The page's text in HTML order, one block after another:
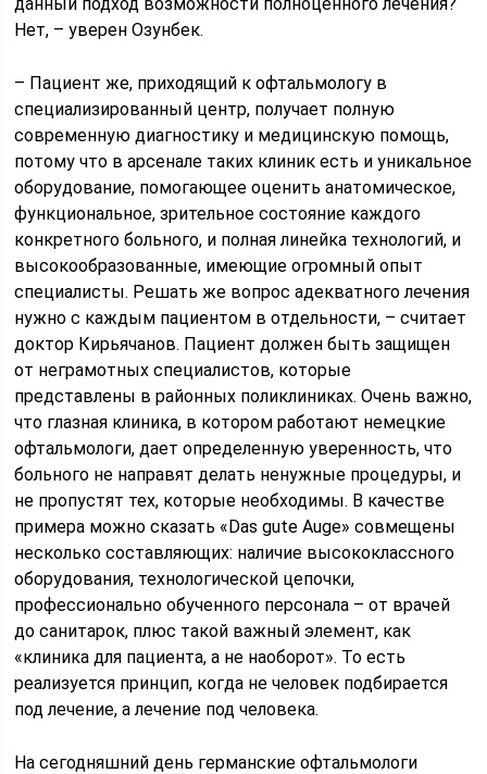
Нет, – уверен Озунбек.
– Пациент же, приходящий к офтальмологу в
специализированный центр, получает полную
современную диагностику и медицинскую помощь,
потому что в арсенале таких клиник есть и уникальное
оборудование, помогающее оценить анатомическое,
функциональное, зрительное состояние каждого
конкретного больного, и полная линейка технологий, и
высокообразованные, имеющие огромный опыт
специалисты. Решать же вопрос адекватного лечения
нужно с каждым пациентом в отдельности, – считает
доктор Кирьячанов. Пациент должен быть защищен
от неграмотных специалистов, которые
представлены в районных поликлиниках. Очень важно,
что глазная клиника, в котором работают немецкие
офтальмологи, дает определенную уверенность, что
больного не направят делать ненужные процедуры, и
не пропустят тех, которые необходимы. В качестве
примера можно сказать «Das gute Auge» совмещены
несколько составляющих: наличие высококлассного
оборудования, технологической цепочки,
профессионально обученного персонала – от врачей
до санитарок, плюс такой важный элемент, как
«клиника для пациента, а не наоборот». То есть
реализуется принцип, когда не человек подбирается
под лечение, а лечение под человека.
На сегодняшний день германские офтальмологи